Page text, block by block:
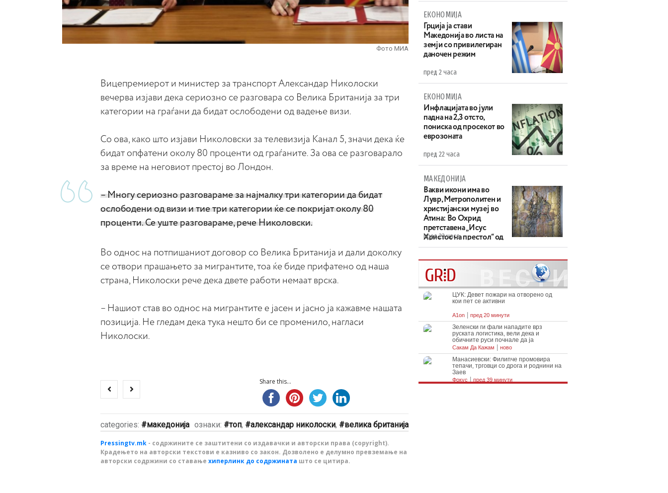
Фото МИА
Вицепремиерот и министер за транспорт Александар Николоски
вечерва изјави дека сериозно се разговара со Велика Британија за три
категории на граѓани да бидат ослободени од вадење визи.
Со ова, како што изјави Николовски за телевизија Канал 5, значи дека ќе
бидат опфатени околу 80 проценти од граѓаните. За ова се разговарало
за време на неговиот престој во Лондон.
– Многу сериозно разговараме за најмалку три категории да бидат
ослободени од визи и тие три категории ќе се покријат околу 80
проценти. Се уште разговараме, рече Николовски.
Во однос на потпишаниот договор со Велика Британија и дали доколку
се отвори прашањето за мигрантите, тоа ќе биде прифатено од наша
страна, Николоски рече дека двете работи немаат врска.
– Нашиот став во однос на мигрантите е јасен и јасно ја кажавме нашата
позиција. Не гледам дека тука нешто би се променило, нагласи
Николоски.
Share this...
categories: македонија ознаки: топ, александар николоски, велика британија
Pressingtv.mk - содржините се заштитени со издавачки и авторски права (copyright).
Крадењето на авторски текстови е казниво со закон. Дозволено е делумно превземање на
авторски содржини со ставање хиперлинк до содржината што се цитира.
ЕКОНОМИЈА
Грција ја стави
Македонија во листа на
земји со привилегиран
даночен режим
пред 2 часа
ЕКОНОМИЈА
Инфлацијата во јули
падна на 2,3 отсто,
пониска од просекот во
еврозоната
пред 22 часа
МАКЕДОНИЈА
Вакви икони има во
Лувр, Метрополитен и
христијански музеј во
Атина: Во Охрид
претставена „Исус
Христос на престол“ од
XIV век
пред 22 часа